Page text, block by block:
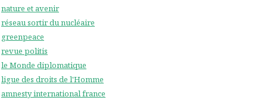
nature et avenir
réseau sortir du nucléaire
greenpeace
revue politis
le Monde diplomatique
ligue des droits de l'Homme
amnesty international france